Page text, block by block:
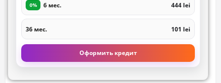
0% 6 мес. 444 lei
36 мес. 101 lei
Оформить кредит